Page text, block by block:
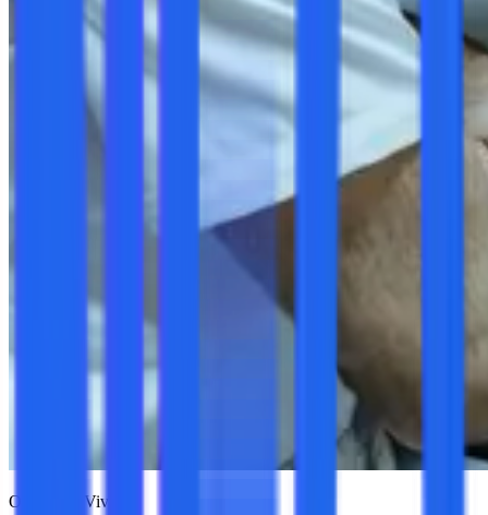
Online En Vivo